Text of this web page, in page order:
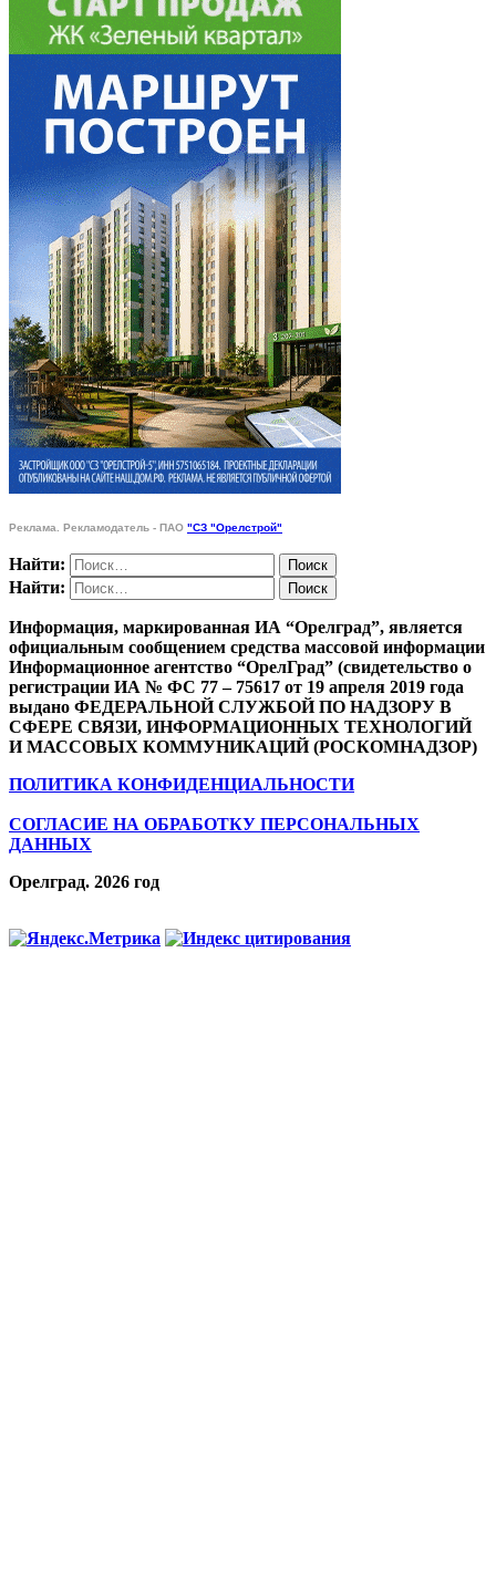
Реклама. Рекламодатель - ПАО "СЗ "Орелстрой"
Найти:
Найти:
Информация, маркированная ИА “Орелград”, является
официальным сообщением средства массовой информации
Информационное агентство “ОрелГрад” (свидетельство о
регистрации ИА № ФС 77 – 75617 от 19 апреля 2019 года
выдано ФЕДЕРАЛЬНОЙ СЛУЖБОЙ ПО НАДЗОРУ В
СФЕРЕ СВЯЗИ, ИНФОРМАЦИОННЫХ ТЕХНОЛОГИЙ
И МАССОВЫХ КОММУНИКАЦИЙ (РОСКОМНАДЗОР)
ПОЛИТИКА КОНФИДЕНЦИАЛЬНОСТИ
СОГЛАСИЕ НА ОБРАБОТКУ ПЕРСОНАЛЬНЫХ
ДАННЫХ
Орелград. 2026 год